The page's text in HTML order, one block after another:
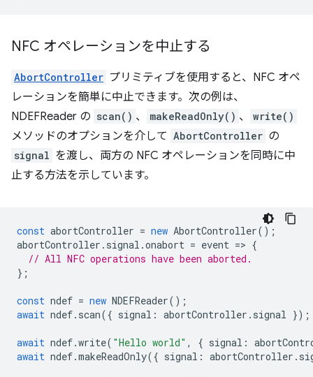
NFC オペレーションを中止する
AbortController プリミティブを使用すると、NFC オペ
レーションを簡単に中止できます。次の例は、
NDEFReader の scan() 、 makeReadOnly() 、 write()
メソッドのオプションを介して AbortController の
signal を渡し、両方の NFC オペレーションを同時に中
止する方法を示しています。
const abortController = new AbortController();
abortController . signal .onabort = event => {
// All NFC operations have been aborted.
};
const ndef = new NDEFReader();
await ndef. scan({ signal : abortController . signal });
await ndef.write( "Hello world" , { signal :
await ndef.makeReadOnly({ signal : abortController .